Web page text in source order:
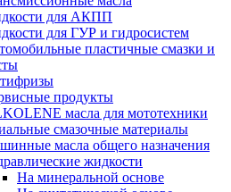
для АКПП
для ГУР и гидросистем
пластичные смазки и
продукты
масла для мототехники
смазочные материалы
масла общего назначения
жидкости
На минеральной основе